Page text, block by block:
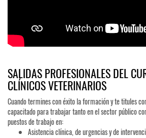
SALIDAS PROFESIONALES DEL
CLÍNICOS VETERINARIOS
Cuando termines con éxito la formación y te titules
capacitado para trabajar tanto en el sector público
puestos de trabajo en:
Asistencia clínica, de urgencias y de